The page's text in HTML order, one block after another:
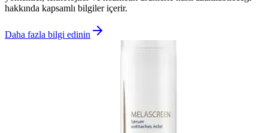
hakkında kapsamlı bilgiler içerir.
Daha fazla bilgi edinin